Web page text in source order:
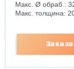
Макс. Ø обраб.:
Макс. толщина: